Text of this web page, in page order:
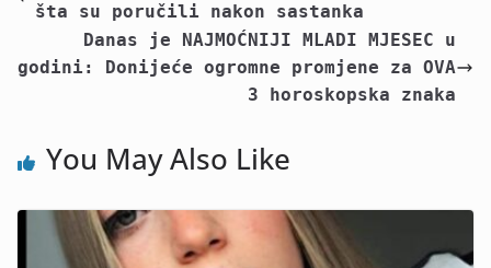
šta su poručili nakon sastanka
Danas je NAJMOĆNIJI MLADI MJESEC u
godini: Donijeće ogromne promjene za OVA
3 horoskopska znaka
You May Also Like